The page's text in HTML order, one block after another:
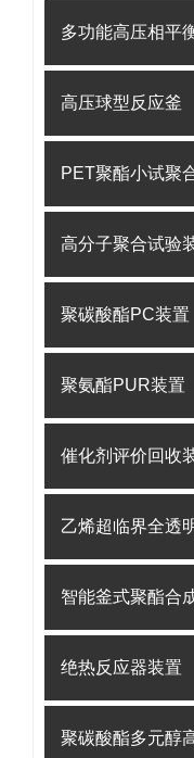
多功能高压相平
高压球型反应釜
PET聚酯小试聚
高分子聚合试验
聚碳酸酯PC装置
聚氨酯PUR装置
催化剂评价回收
乙烯超临界全透
智能釜式聚酯合
绝热反应器装置
聚碳酸酯多元醇